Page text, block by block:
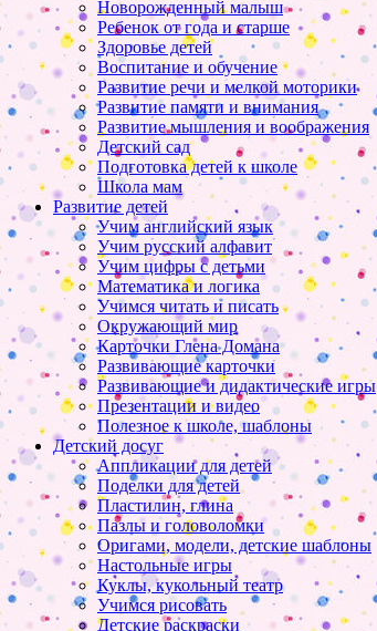
Новорожденный малыш
Ребенок от года и старше
Здоровье детей
Воспитание и обучение
Развитие речи и мелкой моторики
Развитие памяти и внимания
Развитие мышления и воображения
Детский сад
Подготовка детей к школе
Школа мам
Развитие детей
Учим английский язык
Учим русский алфавит
Учим цифры с детьми
Математика и логика
Учимся читать и писать
Окружающий мир
Карточки Глена Домана
Развивающие карточки
Развивающие и дидактические игры
Презентации и видео
Полезное к школе, шаблоны
Детский досуг
Аппликации для детей
Поделки для детей
Пластилин, глина
Пазлы и головоломки
Оригами, модели, детские шаблоны
Настольные игры
Куклы, кукольный театр
Учимся рисовать
Детские раскраски